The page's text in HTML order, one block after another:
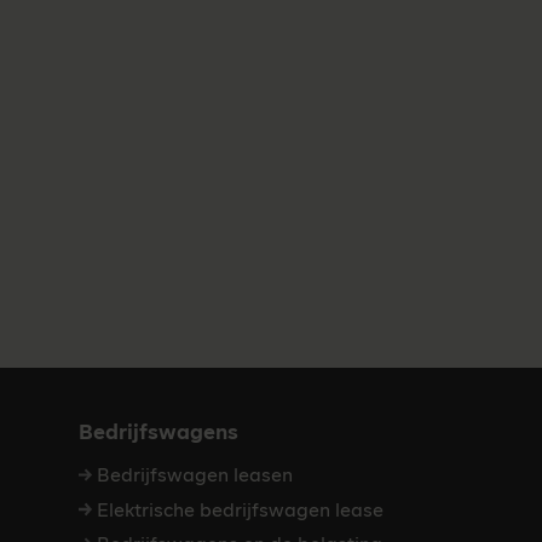
Bedrijfswagens
Bedrijfswagen leasen
Elektrische bedrijfswagen lease